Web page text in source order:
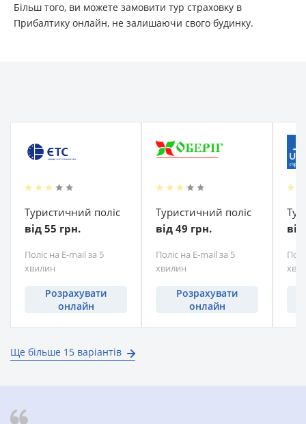
Більш того, ви можете замовити тур страховку в
Прибалтику онлайн, не залишаючи свого будинку.
Ще більше 15 варіантів
Туристичний поліс
від 55 грн.
Поліс на E-mail за 5
хвилин
Розрахувати
онлайн
Туристичний поліс
від 49 грн.
Поліс на E-mail за 5
хвилин
Розрахувати
онлайн